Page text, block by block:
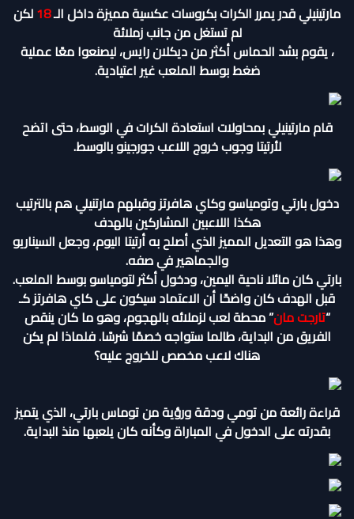
مارتينيلي قدر يمرر الكرات بكروسات عكسية مميزة داخل الـ18لكن
لم تستغل من جانب زملائة
، يقوم بشد الحماس أكثر من ديكلان رايس، ليصنعوا معًا عملية
ضغط بوسط الملعب غير اعتيادية.
قام مارتينيلي بمحاولات استعادة الكرات في الوسط، حتى اتضح
لأرتيتا وجوب خروج اللاعب جورجينو بالوسط.
دخول بارتي وتومياسو وكاي هافرتز وقبلهم مارتنيلي هم بالترتيب
هكذا اللاعبين المشاركين بالهدف
وهذا هو التعديل المميز الذي أصلح به أرتيتا اليوم، وجعل السيناريو
والجماهير في صفه.
بارتي كان مائلا ناحية اليمين، ودخول أكثر لتومياسو بوسط الملعب.
قبل الهدف كان واضحًا أن الاعتماد سيكون على كاي هافرتز كـ
“تارجت مان” محطة لعب لزملائه بالهجوم، وهو ما كان ينقص
الفريق من البداية، طالما ستواجه خصمًا شرسًا. فلماذا لم يكن
هناك لاعب مخصص للخروج عليه؟
قراءة رائعة من تومي ودقة ورؤية من توماس بارتي، الذي يتميز
بقدرته على الدخول في المباراة وكأنه كان يلعبها منذ البداية.